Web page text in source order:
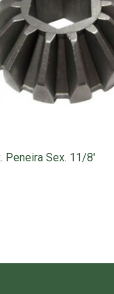
Peneira Sex. 11/8′